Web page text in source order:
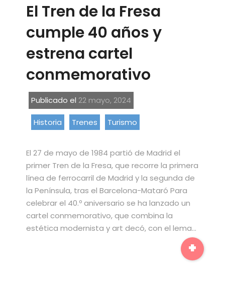
El Tren de la Fresa
cumple 40 años y
estrena cartel
conmemorativo
Publicado el 22 mayo, 2024
Historia Trenes Turismo
El 27 de mayo de 1984 partió de Madrid el
primer Tren de la Fresa, que recorre la primera
línea de ferrocarril de Madrid y la segunda de
la Península, tras el Barcelona-Mataró Para
celebrar el 40.º aniversario se ha lanzado un
cartel conmemorativo, que combina la
estética modernista y art decó, con el lema…
+